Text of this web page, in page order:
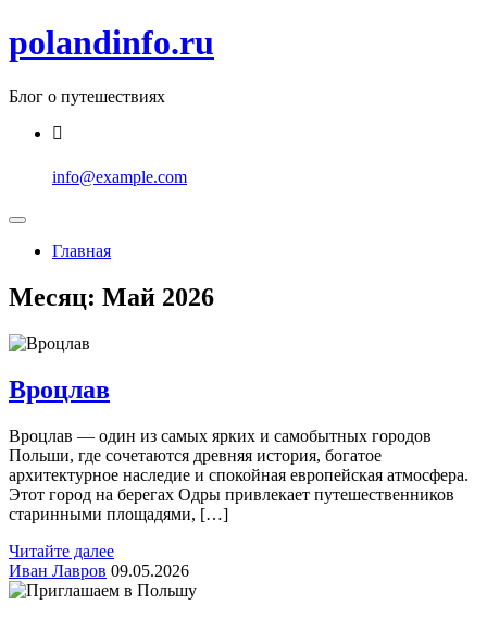
Перейти
к
polandinfo.ru
Блог о путешествиях
info@example.com
Главная
Месяц: Май 2026
Вроцлав
Вроцлав — один из самых ярких и самобытных городов
Польши, где сочетаются древняя история, богатое
архитектурное наследие и спокойная европейская атмосфера.
Этот город на берегах Одры привлекает путешественников
старинными площадями, […]
Читайте далее
Иван Лавров 09.05.2026